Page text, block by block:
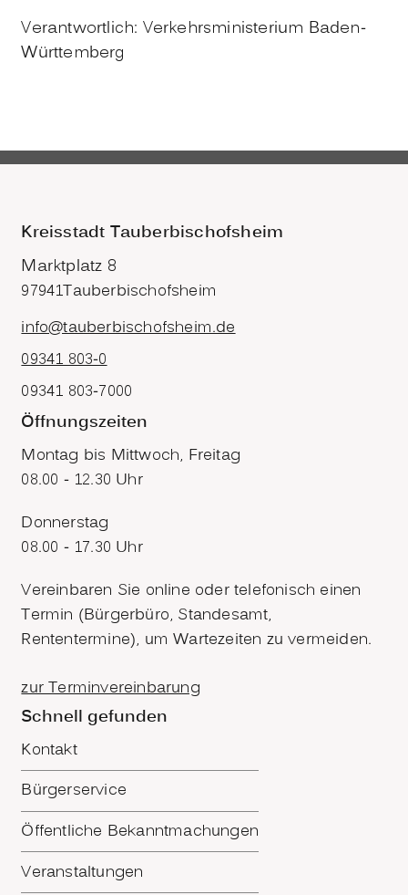
Verantwortlich: Verkehrsministerium Baden-
Württemberg
Kreisstadt Tauberbischofsheim
Marktplatz 8
97941Tauberbischofsheim
info@tauberbischofsheim.de
09341 803-0
09341 803-7000
Öffnungszeiten
Montag bis Mittwoch, Freitag
08.00 - 12.30 Uhr
Donnerstag
08.00 - 17.30 Uhr
Vereinbaren Sie online oder telefonisch einen
Termin (Bürgerbüro, Standesamt,
Rententermine), um Wartezeiten zu vermeiden.
zur Terminvereinbarung
Schnell gefunden
Kontakt
Bürgerservice
Öffentliche Bekanntmachungen
Veranstaltungen